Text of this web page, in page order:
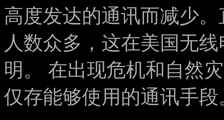
高度发达的通讯而减少
人数众多，这在美国无
明。 在出现危机和自然
仅存能够使用的通讯手段